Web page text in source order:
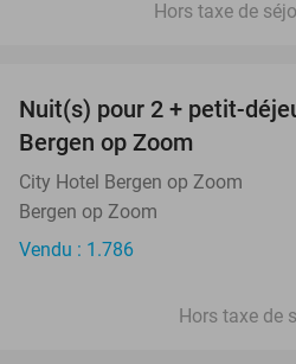
Hors taxe de
Nuit(s) pour 2 + petit-
Bergen op Zoom
City Hotel Bergen op Zoom
Bergen op Zoom
Vendu : 1.786
Hors taxe de